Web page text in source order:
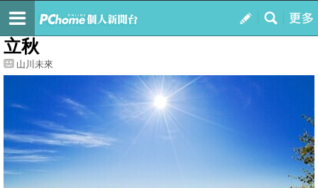
我的
最新文章
立秋
山川未來